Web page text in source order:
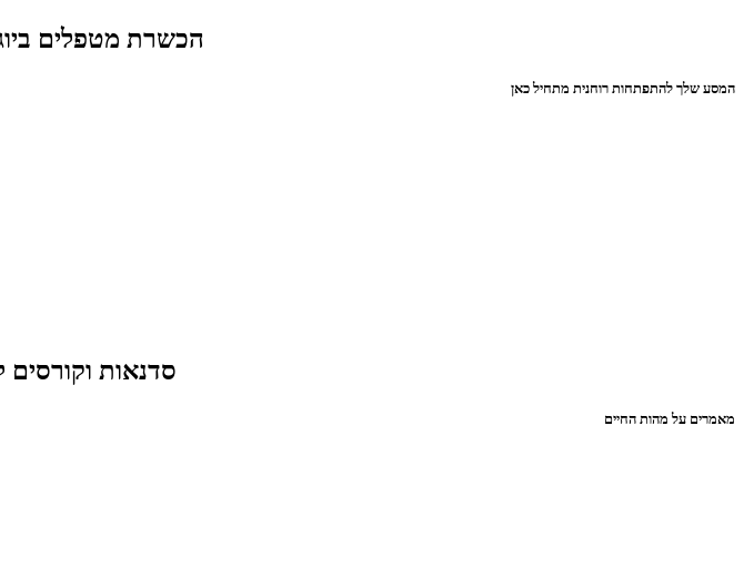
הכשרת מטפלים
המסע שלך להתפתחות רוחנית מתחיל כאן
סדנאות
מאמרים על מהות החיים